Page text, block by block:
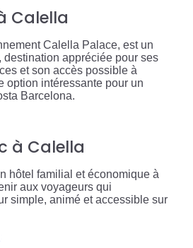
Calella
Calella Palace, est un
destination appréciée pour ses
et son accès possible à
option intéressante pour un
Barcelona.
à Calella
hôtel familial et économique à
aux voyageurs qui
simple, animé et accessible sur